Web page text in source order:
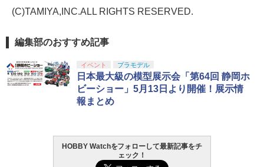
(C)TAMIYA,INC.ALL RIGHTS RESERVED.
編集部のおすすめ記事
イベント プラモデル
日本最大級の模型展示会「第64回 静岡ホ
ビーショー」5月13日より開催！展示情
報まとめ
HOBBY Watchをフォローして最新記事をチ
ェック！